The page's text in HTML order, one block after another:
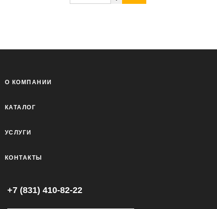
О КОМПАНИИ
КАТАЛОГ
УСЛУГИ
КОНТАКТЫ
+7 (831) 410-82-22